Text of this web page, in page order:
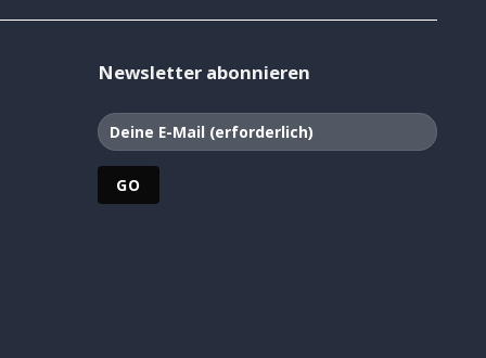
Newsletter abonnieren